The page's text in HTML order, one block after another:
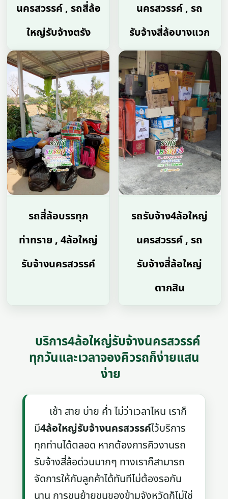
นครสวรรค์ , รถสี่ล้อ
ใหญ่รับจ้างตรัง
นครสวรรค์ , รถ
รับจ้างสี่ล้อบางแวก
รถสี่ล้อบรรทุก
ท่าทราย , 4ล้อใหญ่
รับจ้างนครสวรรค์
รถรับจ้าง4ล้อใหญ่
นครสวรรค์ , รถ
รับจ้างสี่ล้อใหญ่
ตากสิน
บริการ4ล้อใหญ่รับจ้างนครสวรรค์
ทุกวันและเวลาจองคิวรถก็ง่ายแสน
ง่าย
เช้า สาย บ่าย ค่ำ ไม่ว่าเวลาไหน เราก็
มี4ล้อใหญ่รับจ้างนครสวรรค์ไว้บริการ
ทุกท่านได้ตลอด หากต้องการคิวงานรถ
รับจ้างสี่ล้อด่วนมากๆ ทางเราก็สามารถ
จัดการให้กับลูกค้าได้ทันทีไม่ต้องรอกัน
นาน การขนย้ายขนของข้ามจังหวัดก็ไม่ใช่